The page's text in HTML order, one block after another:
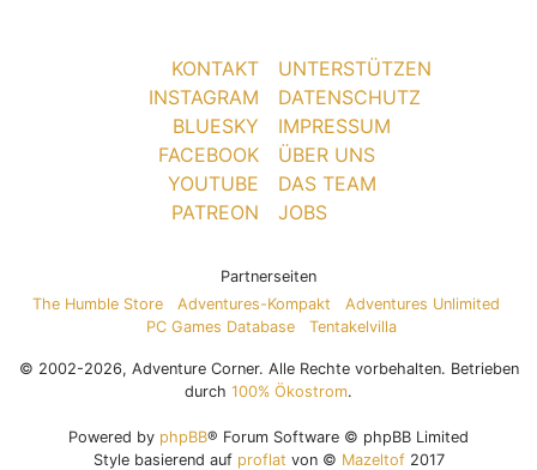
KONTAKT
INSTAGRAM
BLUESKY
FACEBOOK
YOUTUBE
PATREON
UNTERSTÜTZEN
DATENSCHUTZ
IMPRESSUM
ÜBER UNS
DAS TEAM
JOBS
Partnerseiten
The Humble Store
Adventures-Kompakt
Adventures Unlimited
PC Games Database
Tentakelvilla
© 2002-2026, Adventure Corner. Alle Rechte vorbehalten. Betrieben
durch 100% Ökostrom.
Powered by phpBB® Forum Software © phpBB Limited
Style basierend auf proflat von © Mazeltof2017